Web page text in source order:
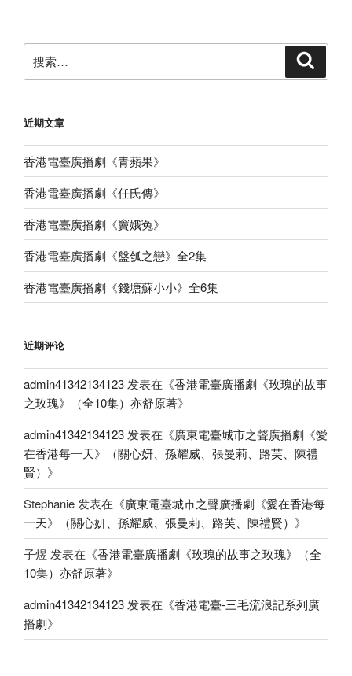
索：
近期文章
香港電臺廣播劇《青蘋果》
香港電臺廣播劇《任氏傳》
香港電臺廣播劇《竇娥冤》
香港電臺廣播劇《盤瓠之戀》全2集
香港電臺廣播劇《錢塘蘇小小》全6集
近期评论
admin41342134123发表在《香港電臺廣播劇《玫瑰的故事
之玫瑰》（全10集）亦舒原著》
admin41342134123发表在《廣東電臺城市之聲廣播劇《愛
在香港每一天》（關心妍、孫耀威、張曼莉、路芙、陳禮
賢） 》
Stephanie发表在《廣東電臺城市之聲廣播劇《愛在香港每
一天》（關心妍、孫耀威、張曼莉、路芙、陳禮賢） 》
子煜 发表在《香港電臺廣播劇《玫瑰的故事之玫瑰》（全
10集）亦舒原著》
admin41342134123发表在《香港電臺-三毛流浪記系列廣
播劇》